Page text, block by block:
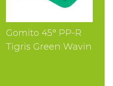
Gomito 45° PP-R
Tigris Green Wavin